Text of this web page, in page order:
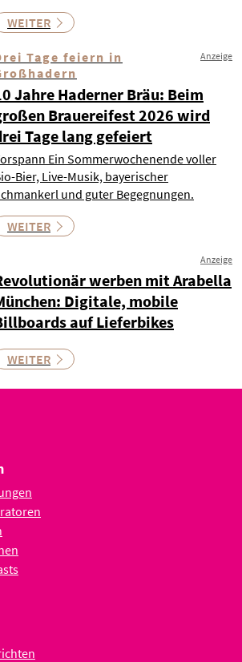
WEITER
Tage feiern in
Anzeige
Jahre Haderner Bräu: Beim
Brauereifest 2026 wird
Tage lang gefeiert
Ein Sommerwochenende voller
Bier, Live-Musik, bayerischer
und guter Begegnungen.
WEITER
Anzeige
werben mit Arabella
Digitale, mobile
auf Lieferbikes
WEITER